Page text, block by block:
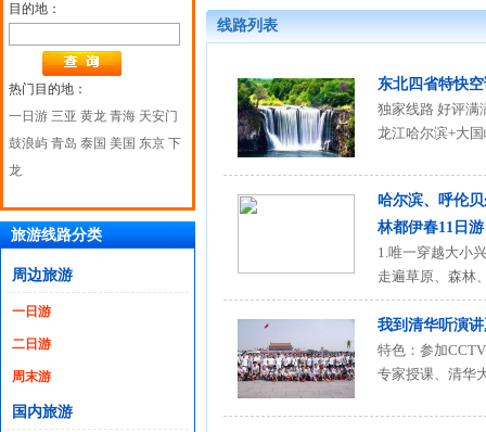
目的地：
热门目的地：
一日游 三亚 黄龙 青海 天安门
鼓浪屿 青岛 泰国 美国 东京 下
龙
旅游线路分类
周边旅游
一日游
二日游
周末游
国内旅游
线路列表
东北四省特快
独家线路 好评满
龙江哈尔滨+大
哈尔滨、呼伦
林都伊春11日游
1.唯一穿越大小
走遍草原、森林
我到清华听演
特色：参加
专家授课、清华